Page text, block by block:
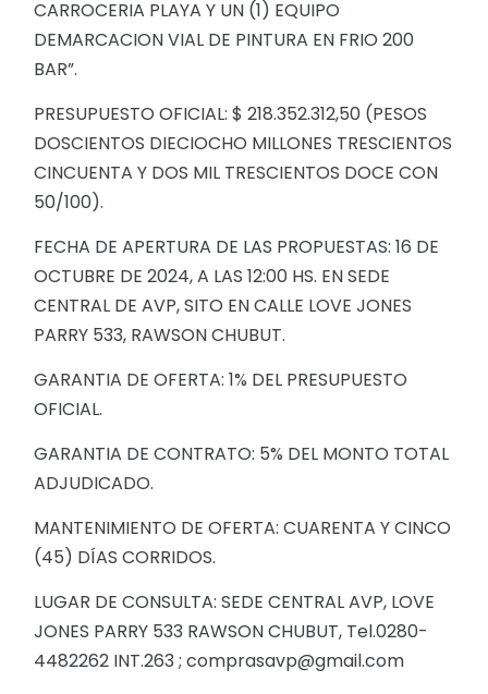
CARROCERIA PLAYA Y UN (1) EQUIPO
DEMARCACION VIAL DE PINTURA EN FRIO 200
BAR”.
PRESUPUESTO OFICIAL: $ 218.352.312,50 (PESOS
DOSCIENTOS DIECIOCHO MILLONES TRESCIENTOS
CINCUENTA Y DOS MIL TRESCIENTOS DOCE CON
50/100).
FECHA DE APERTURA DE LAS PROPUESTAS: 16 DE
OCTUBRE DE 2024, A LAS 12:00 HS. EN SEDE
CENTRAL DE AVP, SITO EN CALLE LOVE JONES
PARRY 533, RAWSON CHUBUT.
GARANTIA DE OFERTA: 1% DEL PRESUPUESTO
OFICIAL.
GARANTIA DE CONTRATO: 5% DEL MONTO TOTAL
ADJUDICADO.
MANTENIMIENTO DE OFERTA: CUARENTA Y CINCO
(45) DÍAS CORRIDOS.
LUGAR DE CONSULTA: SEDE CENTRAL AVP, LOVE
JONES PARRY 533 RAWSON CHUBUT, Tel.0280-
4482262 INT.263 ; comprasavp@gmail.com